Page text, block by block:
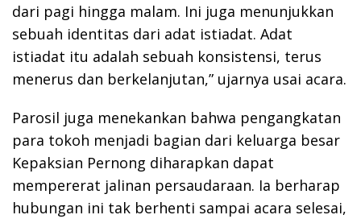
dari pagi hingga malam. Ini juga menunjukkan
sebuah identitas dari adat istiadat. Adat
istiadat itu adalah sebuah konsistensi, terus
menerus dan berkelanjutan,” ujarnya usai acara.
Parosil juga menekankan bahwa pengangkatan
para tokoh menjadi bagian dari keluarga besar
Kepaksian Pernong diharapkan dapat
mempererat jalinan persaudaraan. Ia berharap
hubungan ini tak berhenti sampai acara selesai,